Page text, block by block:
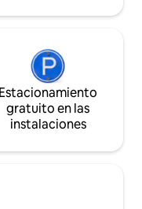
Estacionamiento
gratuito en las
instalaciones